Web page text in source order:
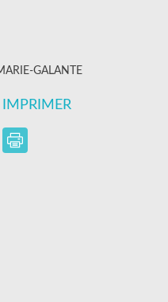
GALANTE
IMPRIMER